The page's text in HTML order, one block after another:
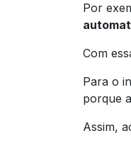
Por
Com
Para o
porque
Assim,